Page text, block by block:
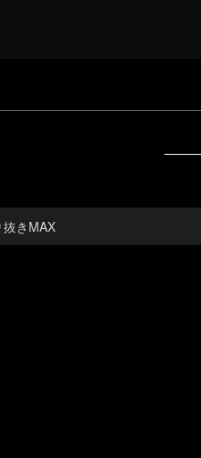
きMAX